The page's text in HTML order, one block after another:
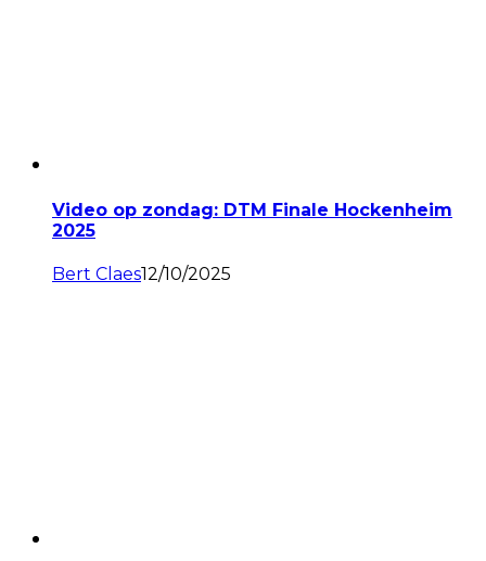
Video op zondag: DTM Finale Hockenheim
2025
Bert Claes12/10/2025